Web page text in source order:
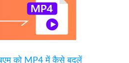
को MP4 में कैसे बदलें